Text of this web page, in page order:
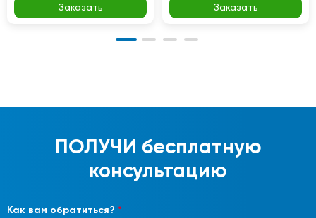
Заказать Заказать
ПОЛУЧИ бесплатную
консультацию
Как вам обратиться? *